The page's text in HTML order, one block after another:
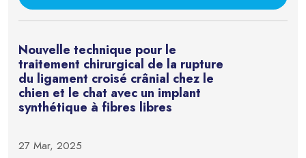
Nouvelle technique pour le
traitement chirurgical de la rupture
du ligament croisé crânial chez le
chien et le chat avec un implant
synthétique à fibres libres
27 Mar, 2025